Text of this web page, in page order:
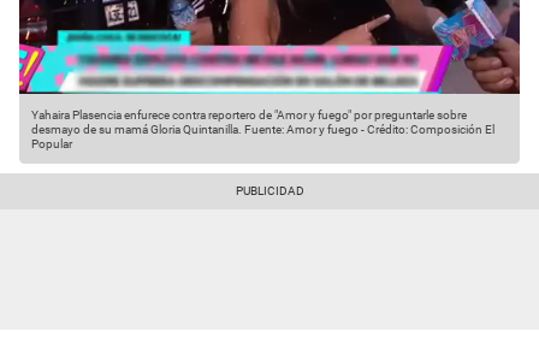
Yahaira Plasencia enfurece contra reportero de "Amor y fuego" por preguntarle sobre
desmayo de su mamá Gloria Quintanilla. Fuente: Amor y fuego-Crédito: Composición El
Popular